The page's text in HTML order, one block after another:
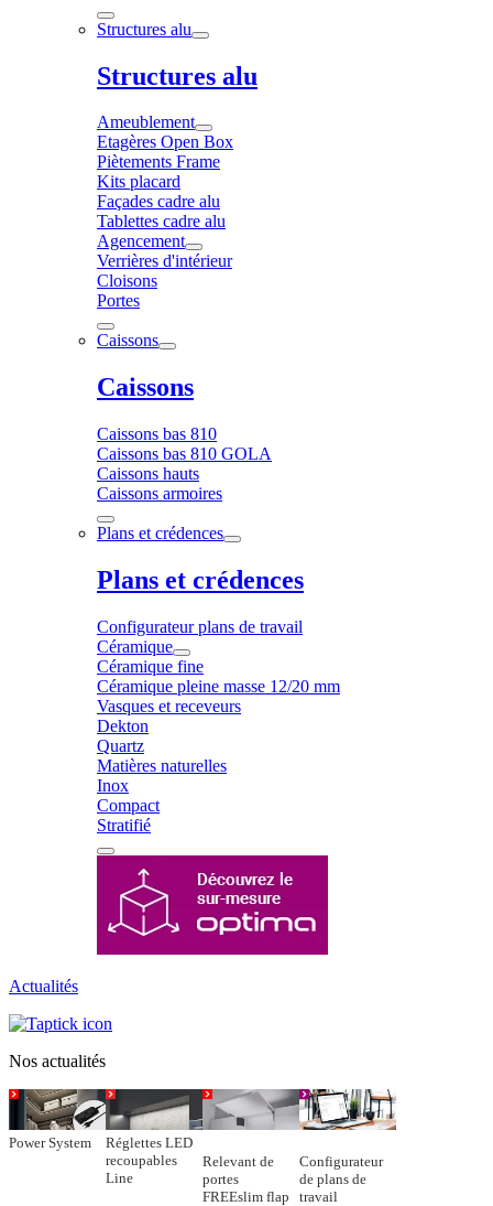
Structures alu
Structures alu
Ameublement
Etagères Open Box
Piètements Frame
Kits placard
Façades cadre alu
Tablettes cadre alu
Agencement
Verrières d'intérieur
Cloisons
Portes
Caissons
Caissons
Caissons bas 810
Caissons bas 810 GOLA
Caissons hauts
Caissons armoires
Plans et crédences
Plans et crédences
Configurateur plans de travail
Céramique
Céramique fine
Céramique pleine masse 12/20 mm
Vasques et receveurs
Dekton
Quartz
Matières naturelles
Inox
Compact
Stratifié
Actualités
Nos actualités
Power System
Réglettes LED
recoupables
Line
Relevant de
portes
FREEslim flap
Configurateur
de plans de
travail